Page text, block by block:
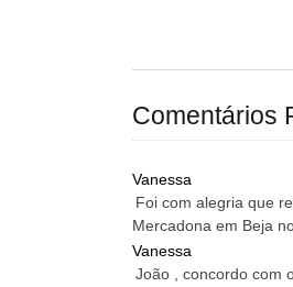
Comentários
Vanessa
Foi com alegria que
Mercadona em Beja
Vanessa
João , concordo com